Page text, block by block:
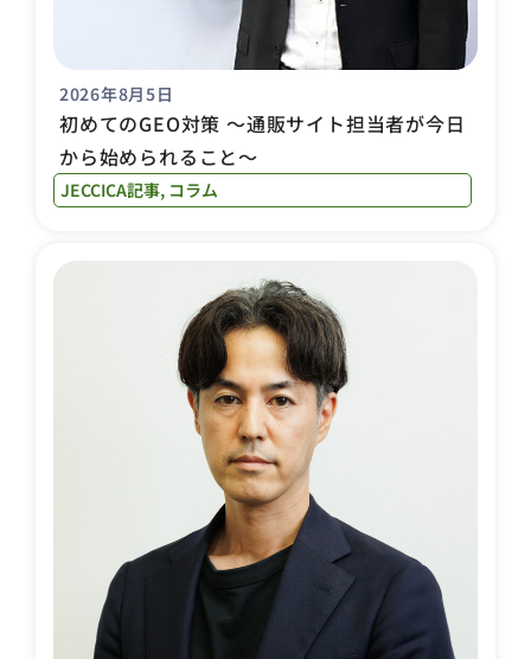
2026年8月5日
初めてのGEO対策 〜通販サイト担当者が今日
から始められること〜
JECCICA記事, コラム